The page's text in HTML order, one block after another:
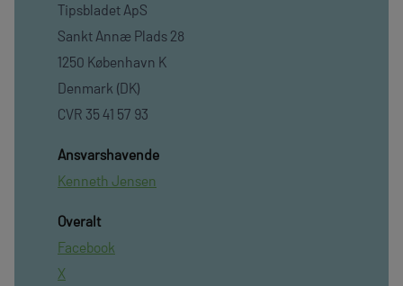
Tipsbladet ApS
Sankt Annæ Plads 28
1250 København K
Denmark (DK)
CVR 35 41 57 93
Ansvarshavende
Kenneth Jensen
Overalt
Facebook
X